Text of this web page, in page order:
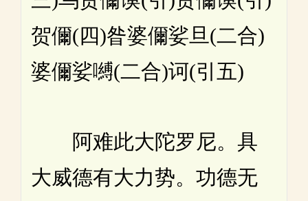
贺儞(四)昝婆儞娑旦(二合)
婆儞娑嚩(二合)诃(引五)
阿难此大陀罗尼。具
大威德有大力势。功德无